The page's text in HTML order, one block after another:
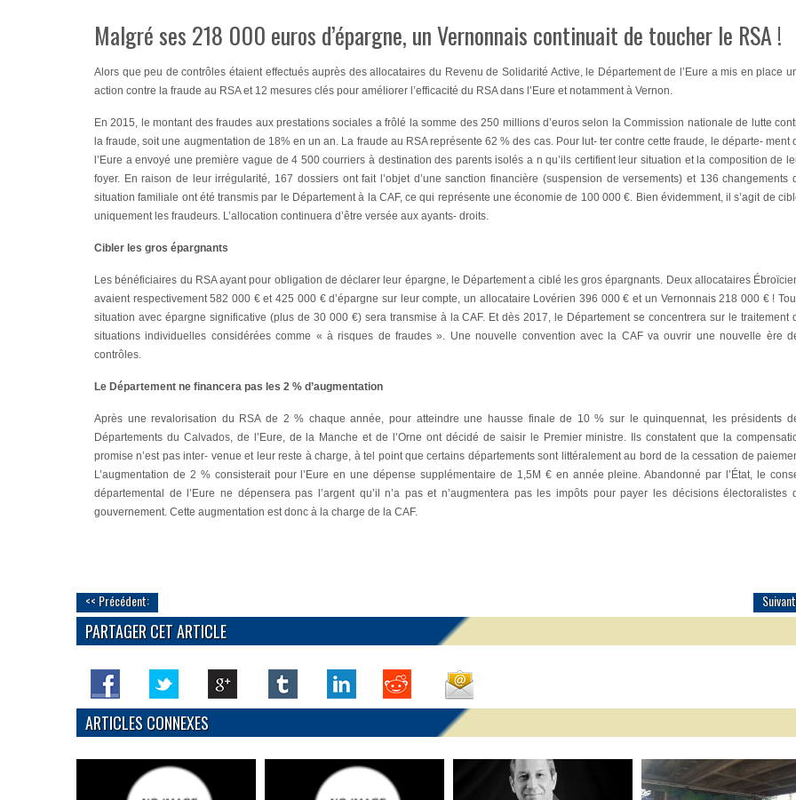
Malgré ses 218 000 euros d’épargne, un Vernonnais continuait de toucher le RSA !
Alors que peu de contrôles étaient effectués auprès des allocataires du Revenu de Solidarité Active, le Département de l’Eure a mis en place
action contre la fraude au RSA et 12 mesures clés pour améliorer l’efficacité du RSA dans l’Eure et notamment à Vernon.
En 2015, le montant des fraudes aux prestations sociales a frôlé la somme des 250 millions d’euros selon la Commission nationale de lutte
la fraude, soit une augmentation de 18% en un an. La fraude au RSA représente 62 % des cas. Pour lut- ter contre cette fraude, le départe- ment
l’Eure a envoyé une première vague de 4 500 courriers à destination des parents isolés a n qu’ils certifient leur situation et la composition de
foyer. En raison de leur irrégularité, 167 dossiers ont fait l’objet d’une sanction financière (suspension de versements) et 136 changements
situation familiale ont été transmis par le Département à la CAF, ce qui représente une économie de 100 000 €. Bien évidemment, il s’agit de
uniquement les fraudeurs. L’allocation continuera d’être versée aux ayants- droits.
Cibler les gros épargnants
Les bénéficiaires du RSA ayant pour obligation de déclarer leur épargne, le Département a ciblé les gros épargnants. Deux allocataires
avaient respectivement 582 000 € et 425 000 € d’épargne sur leur compte, un allocataire Lovérien 396 000 € et un Vernonnais 218 000 € !
situation avec épargne significative (plus de 30 000 €) sera transmise à la CAF. Et dès 2017, le Département se concentrera sur le traitement
situations individuelles considérées comme « à risques de fraudes ». Une nouvelle convention avec la CAF va ouvrir une nouvelle ère
contrôles.
Le Département ne financera pas les 2 % d’augmentation
Après une revalorisation du RSA de 2 % chaque année, pour atteindre une hausse finale de 10 % sur le quinquennat, les présidents
Départements du Calvados, de l’Eure, de la Manche et de l’Orne ont décidé de saisir le Premier ministre. Ils constatent que la
promise n’est pas inter- venue et leur reste à charge, à tel point que certains départements sont littéralement au bord de la cessation de
L’augmentation de 2 % consisterait pour l’Eure en une dépense supplémentaire de 1,5M € en année pleine. Abandonné par l’État, le
départemental de l’Eure ne dépensera pas l’argent qu’il n’a pas et n’augmentera pas les impôts pour payer les décisions électoralistes
gouvernement. Cette augmentation est donc à la charge de la CAF.
<< Précédent:
PARTAGER CET ARTICLE
ARTICLES CONNEXES